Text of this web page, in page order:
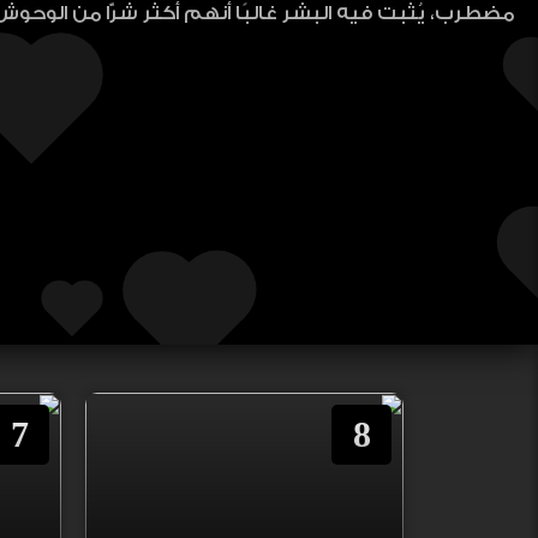
مضطرب، يُثبت فيه البشر غالبًا أنهم أكثر شرًّا من
8
7